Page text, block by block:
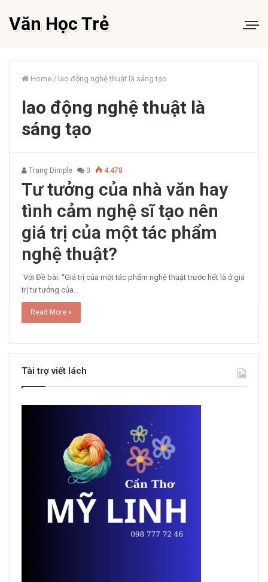
Văn Học Trẻ
Home / lao động nghệ thuật là sáng tạo
lao động nghệ thuật là
sáng tạo
Trang Dimple 0 4.478
Tư tưởng của nhà văn hay
tình cảm nghệ sĩ tạo nên
giá trị của một tác phẩm
nghệ thuật?
Với Đề bài: “Giá trị của một tác phẩm nghệ thuật trước hết là ở giá
trị tư tưởng của…
Read More »
Tài trợ viết lách